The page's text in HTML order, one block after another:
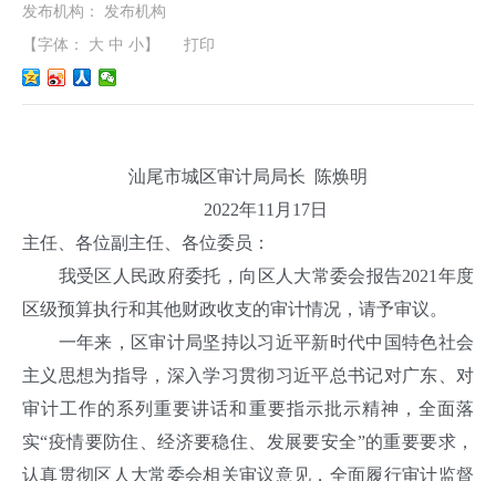
发布机构： 发布机构
【字体： 大 中 小 】 打印
汕尾市城区审计局局长 陈焕明
2022年11月17日
主任、各位副主任、各位委员：
我受区人民政府委托，向区人大常委会报告2021年度
区级预算执行和其他财政收支的审计情况，请予审议。
一年来，区审计局坚持以习近平新时代中国特色社会
主义思想为指导，深入学习贯彻习近平总书记对广东、对
审计工作的系列重要讲话和重要指示批示精神，全面落
实“疫情要防住、经济要稳住、发展要安全”的重要要求，
认真贯彻区人大常委会相关审议意见，全面履行审计监督